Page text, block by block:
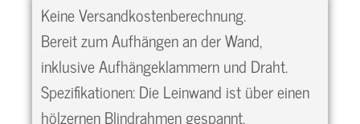
Keine Versandkostenberechnung.
Bereit zum Aufhängen an der Wand,
inklusive Aufhängeklammern und Draht.
Spezifikationen: Die Leinwand ist über einen
hölzernen Blindrahmen gespannt.